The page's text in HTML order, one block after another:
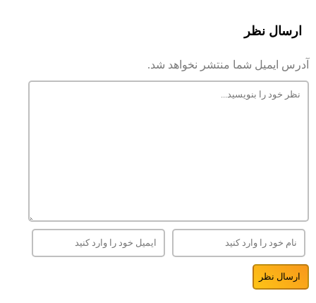
ارسال نظر
آدرس ایمیل شما منتشر نخواهد شد.